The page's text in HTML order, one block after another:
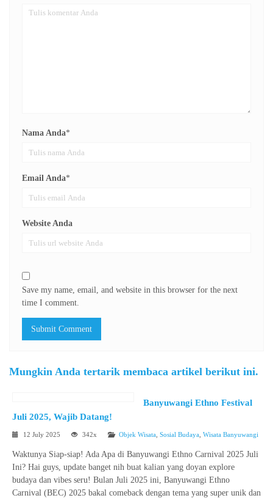
Nama Anda*
Email Anda*
Website Anda
Save my name, email, and website in this browser for the next
time I comment.
Mungkin Anda tertarik membaca artikel berikut ini.
Banyuwangi Ethno Festival
Juli 2025, Wajib Datang!
12 July 2025 342x Objek Wisata Sosial Budaya Wisata Banyuwangi
Waktunya Siap-siap! Ada Apa di Banyuwangi Ethno Carnival 2025 Juli
Ini? Hai guys, update banget nih buat kalian yang doyan explore
budaya dan vibes seru! Bulan Juli 2025 ini, Banyuwangi Ethno
Carnival (BEC) 2025 bakal comeback dengan tema yang super unik dan